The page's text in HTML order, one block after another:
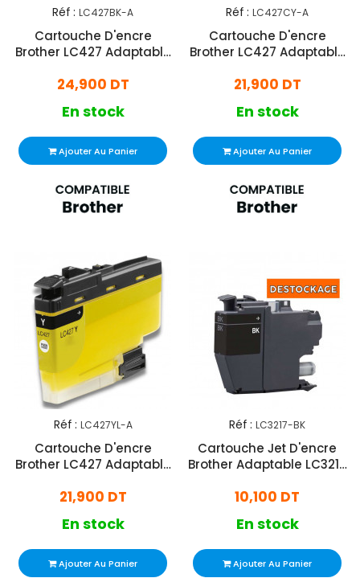
Réf : LC427BK-A
Cartouche D'encre
Brother LC427 Adaptable
24,900 DT
En stock
Ajouter Au Panier
Réf : LC427CY-A
Cartouche D'encre
Brother LC427 Adaptable
21,900 DT
En stock
Ajouter Au Panier
Réf : LC427YL-A
Cartouche D'encre
Brother LC427 Adaptable
21,900 DT
En stock
Ajouter Au Panier
Réf : LC3217-BK
Cartouche Jet D'encre
Brother Adaptable LC3217
10,100 DT
En stock
Ajouter Au Panier